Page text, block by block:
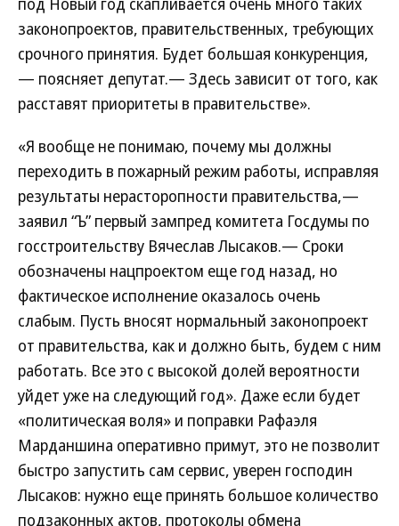
законопроектов, правительственных, требующих
срочного принятия. Будет большая конкуренция,
— поясняет депутат.— Здесь зависит от того, как
расставят приоритеты в правительстве».
«Я вообще не понимаю, почему мы должны
переходить в пожарный режим работы, исправляя
результаты нерасторопности правительства,—
заявил “Ъ” первый зампред комитета Госдумы по
госстроительству Вячеслав Лысаков.— Сроки
обозначены нацпроектом еще год назад, но
фактическое исполнение оказалось очень
слабым. Пусть вносят нормальный законопроект
от правительства, как и должно быть, будем с ним
работать. Все это с высокой долей вероятности
уйдет уже на следующий год». Даже если будет
«политическая воля» и поправки Рафаэля
Марданшина оперативно примут, это не позволит
быстро запустить сам сервис, уверен господин
Лысаков: нужно еще принять большое количество
подзаконных актов, протоколы обмена